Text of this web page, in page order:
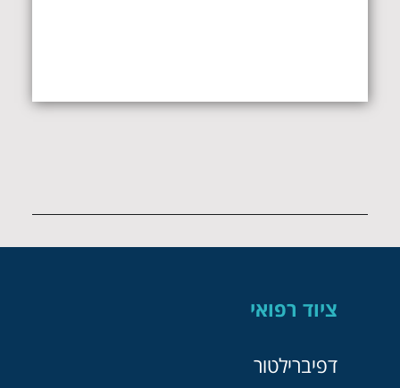
ציוד רפואי
דפיברילטור